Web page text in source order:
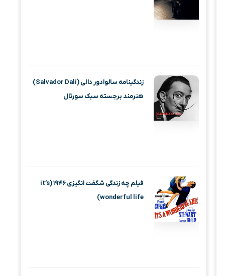
زندگینامه سالوادور دالی (Salvador Dali)
هنرمند برجسته سبک سورئال
فیلم چه زندگی شگفت انگیزی ۱۹۴۶ (it’s
wonderful life)